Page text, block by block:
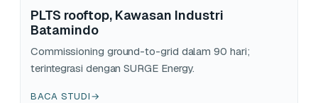
PLTS rooftop, Kawasan Industri
Batamindo
Commissioning ground-to-grid dalam 90 hari;
terintegrasi dengan SURGE Energy.
BACA STUDI→